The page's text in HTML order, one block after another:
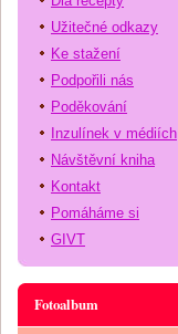
Užitečné odkazy
Ke stažení
Podpořili nás
Poděkování
Inzulínek v médiích
Návštěvní kniha
Kontakt
Pomáháme si
GIVT
Fotoalbum